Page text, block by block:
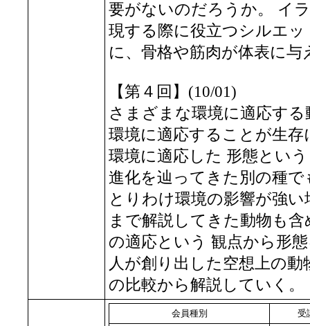
要がないのだろうか。 イ
現する際に役立つシルエ
に、骨格や筋肉が体表に
【第４回】(10/01)
さまざまな環境に適応する
環境に適応することが生
環境に適応した 形態とい
進化を辿ってきた別の種
とりわけ環境の影響が強
まで解説してきた動物も
の適応という 観点から形
人が創り出した空想上の
の比較から解説していく。
会員種別
受